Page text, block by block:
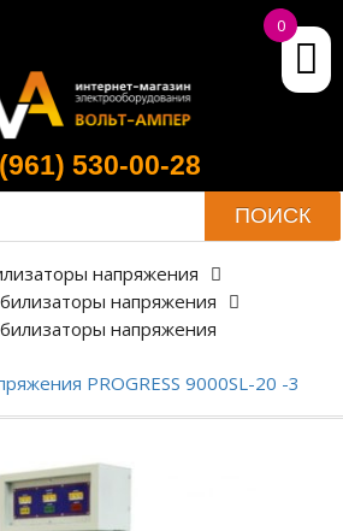
530-00-28
ПОИСК
напряжения
напряжения
напряжения
PROGRESS 9000SL-20 -3
0